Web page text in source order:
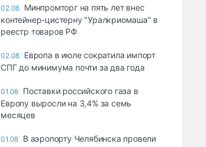
02.08 Минпромторг на пять лет внес
контейнер-цистерну "Уралкриомаша" в
реестр товаров РФ
02.08 Европа в июле сократила импорт
СПГ до минимума почти за два года
01.08 Поставки российского газа в
Европу выросли на 3,4% за семь
месяцев
01.08 В аэропорту Челябинска провели